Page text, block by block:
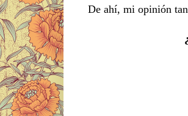
De ahí, mi opinión